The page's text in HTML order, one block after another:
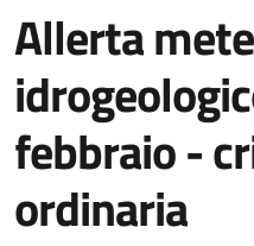
Allerta
febbraio -
ordinaria